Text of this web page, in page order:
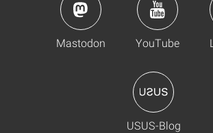
Mastodon YouTube
USUS-Blog